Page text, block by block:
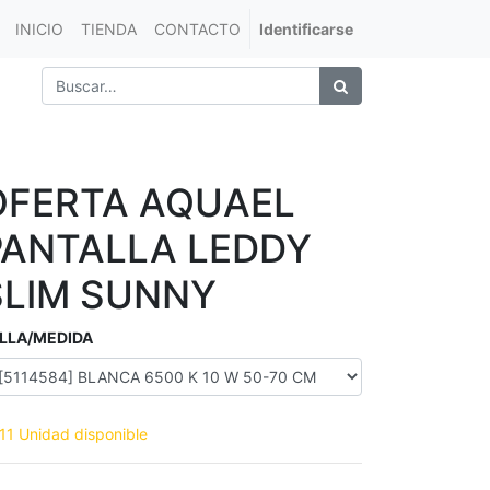
INICIO TIENDA CONTACTO Identificarse
AQUAEL
LEDDY
SUNNY
MEDIDA
Unidad disponible